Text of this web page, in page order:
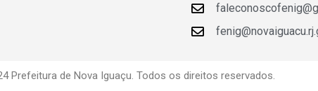
Prefeitura de Nova Iguaçu. Todos os direitos reservados.